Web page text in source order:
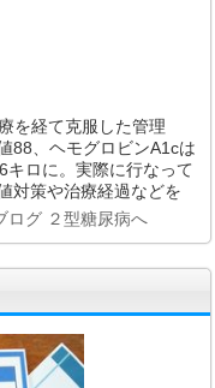
を経て克服した管理
88、ヘモグロビンA1cは
ロに。実際に行なって
対策や治療経過などを